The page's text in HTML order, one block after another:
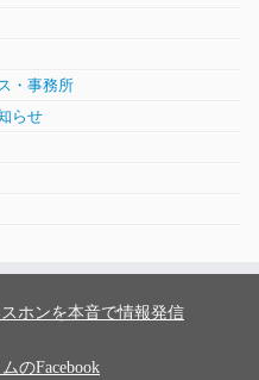
・事務所
らせ
ホンを本音で情報発信
のFacebook